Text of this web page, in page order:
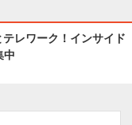
テレワーク！インサイド
中